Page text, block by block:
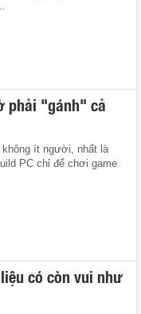
phải "gánh" cả
ít người, nhất là
PC chỉ để chơi game
có còn vui như